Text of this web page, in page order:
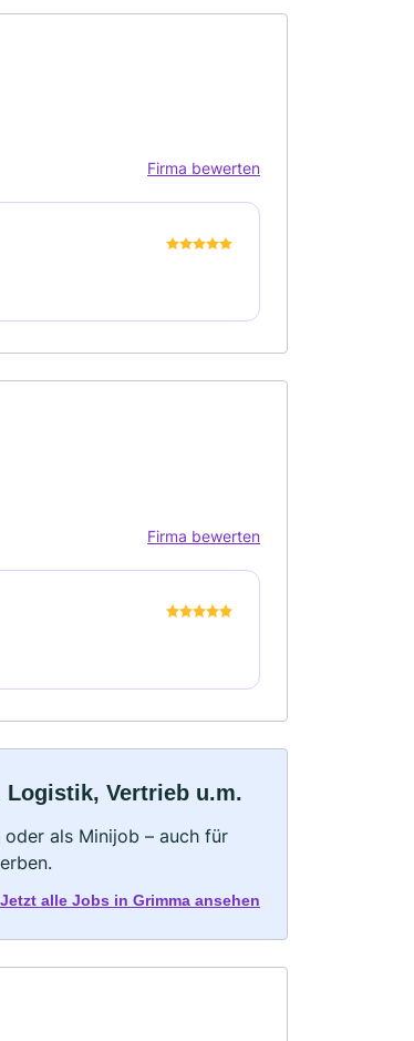
Firma bewerten
Firma bewerten
Logistik, Vertrieb u.m.
als Minijob – auch für
Jetzt alle Jobs in Grimma ansehen